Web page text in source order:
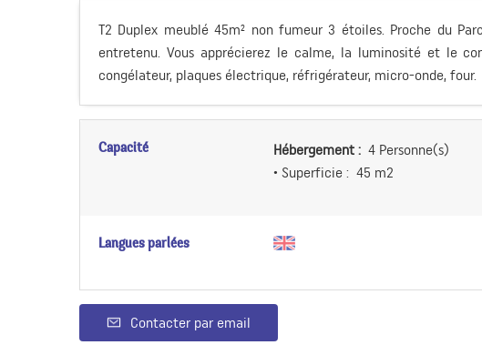
T2 Duplex meublé 45m² non fumeur 3 étoiles. Proche du
entretenu. Vous apprécierez le calme, la luminosité et le
congélateur, plaques électrique, réfrigérateur, micro-onde, four.
Capacité Hébergement : 4 Personne(s)
• Superficie : 45 m2
Langues parlées
Contacter par email